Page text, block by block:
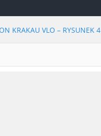
KRAKAU VLO – RYSUNEK 4